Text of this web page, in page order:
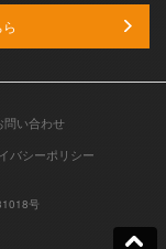
問い合わせ
バシーポリシー
号